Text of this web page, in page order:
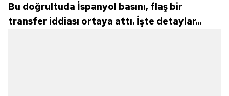
Bu doğrultuda İspanyol basını, flaş bir
transfer iddiası ortaya attı. İşte detaylar...